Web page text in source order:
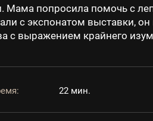
Мама попросила помочь с
с экспонатом выставки, он
с выражением крайнего
22 мин.